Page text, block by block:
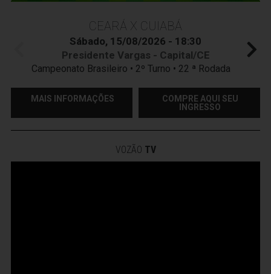
CEARÁ X CUIABÁ
Sábado, 15/08/2026 - 18:30
Presidente Vargas - Capital/CE
Campeonato Brasileiro • 2º Turno • 22 ª Rodada
MAIS INFORMAÇÕES
COMPRE AQUI SEU
INGRESSO
VOZÃO TV